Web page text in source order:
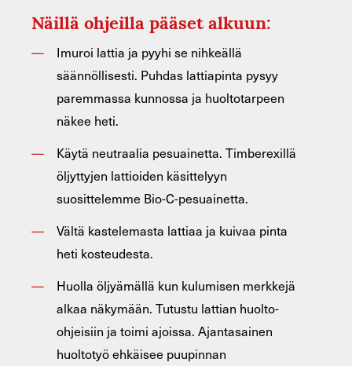
Näillä ohjeilla pääset alkuun:
Imuroi lattia ja pyyhi se nihkeällä
säännöllisesti. Puhdas lattiapinta pysyy
paremmassa kunnossa ja huoltotarpeen
näkee heti.
Käytä neutraalia pesuainetta. Timberexillä
öljyttyjen lattioiden käsittelyyn
suosittelemme Bio-C-pesuainetta.
Vältä kastelemasta lattiaa ja kuivaa pinta
heti kosteudesta.
Huolla öljyämällä kun kulumisen merkkejä
alkaa näkymään. Tutustu lattian huolto-
ohjeisiin ja toimi ajoissa. Ajantasainen
huoltotyö ehkäisee puupinnan